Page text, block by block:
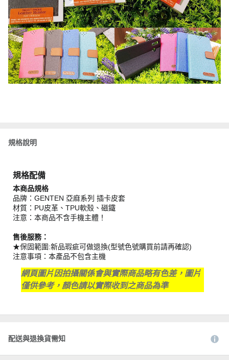
規格說明
規格配備
本商品規格
品牌：GENTEN 亞麻系列 插卡皮套
材質：PU皮革、TPU軟殼、磁鐵
注意：本商品不含手機主體！
售後服務：
★保固範圍:新品瑕疵可做退換(型號色號購買前請再確認)
注意事項：本產品不包含主機
網頁圖片因拍攝關係會與實際商品略有色差，圖片
僅供參考，顏色請以實際收到之商品為準
配送與退換貨需知